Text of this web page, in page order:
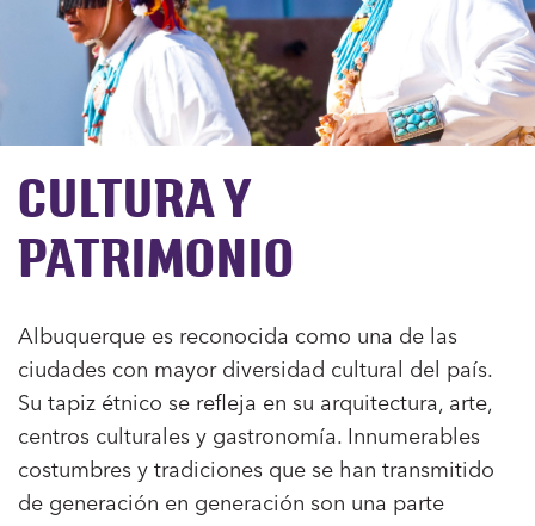
CULTURA Y
PATRIMONIO
Albuquerque es reconocida como una de las
ciudades con mayor diversidad cultural del país.
Su tapiz étnico se refleja en su arquitectura, arte,
centros culturales y gastronomía. Innumerables
costumbres y tradiciones que se han transmitido
de generación en generación son una parte